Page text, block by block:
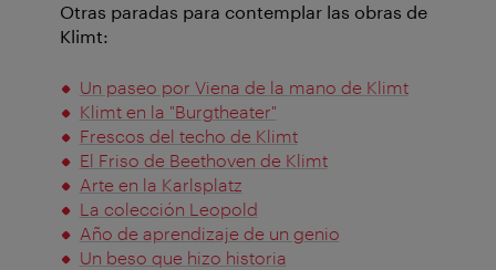
Otras paradas para contemplar las obras de
Klimt:
Un paseo por Viena de la mano de Klimt
Klimt en la "Burgtheater"
Frescos del techo de Klimt
El Friso de Beethoven de Klimt
Arte en la Karlsplatz
La colección Leopold
Año de aprendizaje de un genio
Un beso que hizo historia